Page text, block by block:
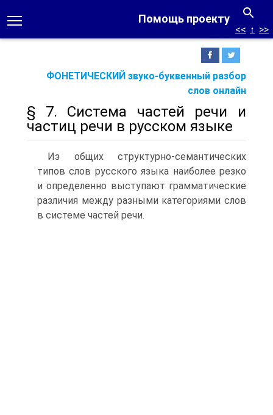
Помощь проекту
ФОНЕТИЧЕСКИЙ звуко-буквенный разбор
слов онлайн
<< ↑ >>
§ 7. Система частей речи и
частиц речи в русском языке
Из общих структурно-семантических
типов слов русского языка наиболее резко
и определенно выступают грамматические
различия между разными категориями слов
в системе частей речи.